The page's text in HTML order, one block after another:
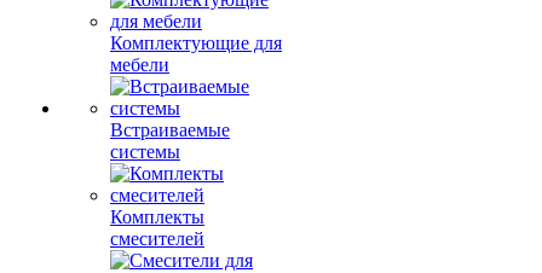
Комплектующие для
мебели
Встраиваемые
системы
Комплекты
смесителей